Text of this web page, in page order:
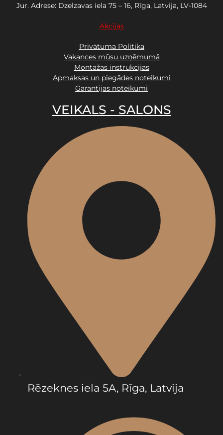
Jur. Adrese: Dzelzavas iela 75 – 16, Rīga, Latvija, LV-1084
Akcijas
Privātuma Politika
Vakances mūsu uzņēmumā
Montāžas instrukcijas
Apmaksas un piegādes noteikumi
Garantijas noteikumi
VEIKALS - SALONS
Rēzeknes iela 5A, Rīga, Latvija